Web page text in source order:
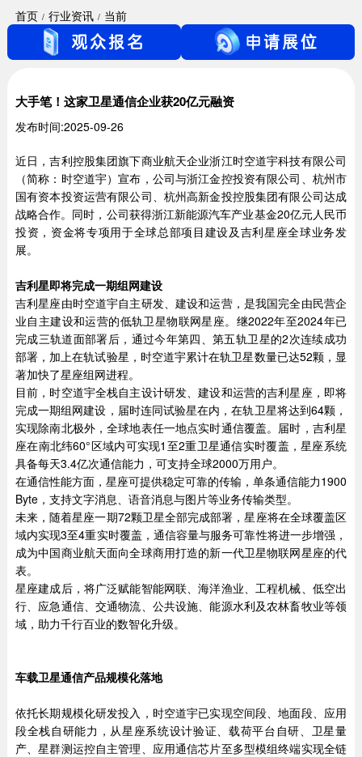
首页 行业资讯 当前
大手笔！这家卫星通信企业获20亿元融资
发布时间:2025-09-26
近日，吉利控股集团旗下商业航天企业浙江时空道宇科技有限公司
（简称：时空道宇）宣布，公司与浙江金控投资有限公司、杭州市
国有资本投资运营有限公司、杭州高新金投控股集团有限公司达成
战略合作。同时，公司获得浙江新能源汽车产业基金20亿元人民币
投资，资金将专项用于全球总部项目建设及吉利星座全球业务发
展。
吉利星即将完成一期组网建设
吉利星座由时空道宇自主研发、建设和运营，是我国完全由民营企
业自主建设和运营的低轨卫星物联网星座。继2022年至2024年已
完成三轨道面部署后，通过今年第四、第五轨卫星的2次连续成功
部署，加上在轨试验星，时空道宇累计在轨卫星数量已达52颗，显
著加快了星座组网进程。
目前，时空道宇全栈自主设计研发、建设和运营的吉利星座，即将
完成一期组网建设，届时连同试验星在内，在轨卫星将达到64颗，
实现除南北极外，全球地表任一地点实时通信覆盖。届时，吉利星
座在南北纬60°区域内可实现1至2重卫星通信实时覆盖，星座系统
具备每天3.4亿次通信能力，可支持全球2000万用户。
在通信性能方面，星座可提供稳定可靠的传输，单条通信能力1900
Byte，支持文字消息、语音消息与图片等业务传输类型。
未来，随着星座一期72颗卫星全部完成部署，星座将在全球覆盖区
域内实现3至4重实时覆盖，通信容量与服务可靠性将进一步增强，
成为中国商业航天面向全球商用打造的新一代卫星物联网星座的代
表。
星座建成后，将广泛赋能智能网联、海洋渔业、工程机械、低空出
行、应急通信、交通物流、公共设施、能源水利及农林畜牧业等领
域，助力千行百业的数智化升级。
车载卫星通信产品规模化落地
依托长期规模化研发投入，时空道宇已实现空间段、地面段、应用
段全栈自研能力，从星座系统设计验证、载荷平台自研、卫星量
产、星群测运控自主管理、应用通信芯片至多型模组终端实现全链